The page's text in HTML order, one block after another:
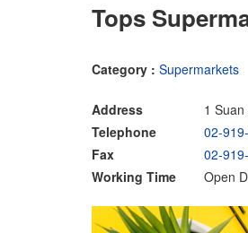
Tops
Category : Supermarkets
Address
1
Telephone
02-
Fax
02-
Working Time
Open